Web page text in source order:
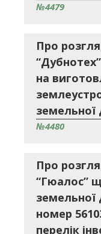
№4479
Про
на
земельної
№4480
Про
“Гюалос”
земельної
номер
перелік